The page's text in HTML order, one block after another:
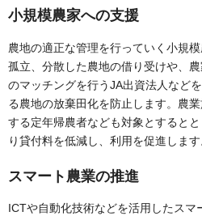
小規模農家への支援
農地の適正な管理を行っていく小規模
孤立、分散した農地の借り受けや、
のマッチングを行うJA出資法人など
る農地の放棄田化を防止します。農
する定年帰農者なども対象とすると
り貸付料を低減し、利用を促進します
スマート農業の推進
ICTや自動化技術などを活用したスマ